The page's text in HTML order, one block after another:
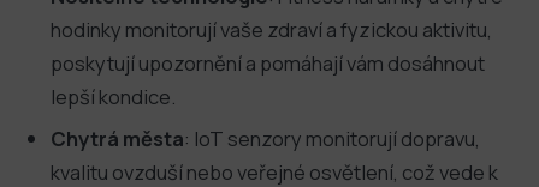
hodinky monitorují vaše zdraví a fyzickou aktivitu,
poskytují upozornění a pomáhají vám dosáhnout
lepší kondice.
Chytrá města: IoT senzory monitorují dopravu,
kvalitu ovzduší nebo veřejné osvětlení, což vede k